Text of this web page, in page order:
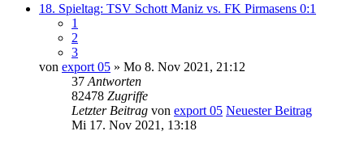
18. Spieltag: TSV Schott Maniz vs. FK Pirmasens 0:1
1
2
3
von export 05 » Mo 8. Nov 2021, 21:12
37 Antworten
82478 Zugriffe
Letzter Beitrag von export 05 Neuester Beitrag
Mi 17. Nov 2021, 13:18